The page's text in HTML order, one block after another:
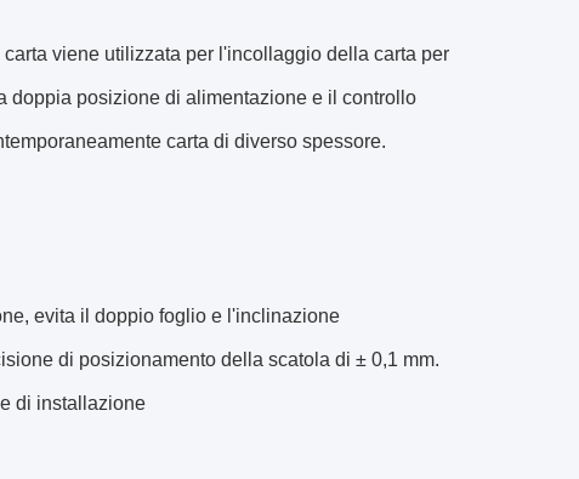
viene utilizzata per l'incollaggio della carta per
doppia posizione di alimentazione e il controllo
carta di diverso spessore.
evita il doppio foglio e l'inclinazione
di posizionamento della scatola di ± 0,1 mm.
di installazione